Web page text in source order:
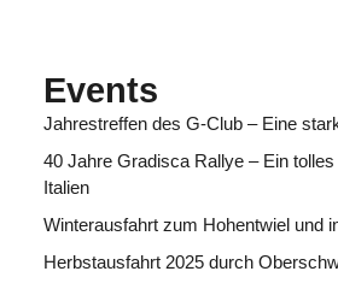
Events
Jahrestreffen des G-Club – Eine
40 Jahre Gradisca Rallye – Ein
Italien
Winterausfahrt zum Hohentwiel und
Herbstausfahrt 2025 durch